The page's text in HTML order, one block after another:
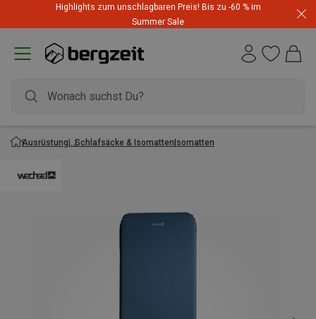
Highlights zum unschlagbaren Preis! Bis zu -60 % im
Summer Sale
Ausrüstung Schlafsäcke & IsomattenIsomatten